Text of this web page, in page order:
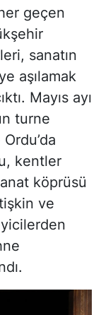
geçen
sanatın
aşılamak
Mayıs ayı
turne
kentler
köprüsü
ve